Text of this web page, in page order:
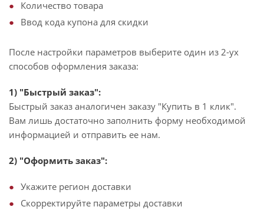
Количество товара
Ввод кода купона для скидки
После настройки параметров выберите один из 2-ух
способов оформления заказа:
1) "Быстрый заказ":
Быстрый заказ аналогичен заказу "Купить в 1 клик".
Вам лишь достаточно заполнить форму необходимой
информацией и отправить ее нам.
2) "Оформить заказ":
Укажите регион доставки
Скорректируйте параметры доставки